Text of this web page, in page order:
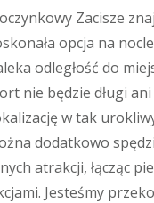
Zacisze
opcja na
odległość do
nie będzie długi ani
w tak
dodatkowo
atrakcji, łącząc
Jesteśmy